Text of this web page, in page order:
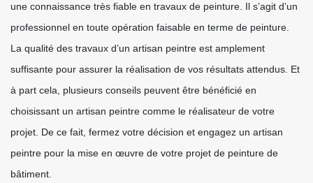
une connaissance très fiable en travaux de peinture. Il s’agit d’un
professionnel en toute opération faisable en terme de peinture.
La qualité des travaux d’un artisan peintre est amplement
suffisante pour assurer la réalisation de vos résultats attendus. Et
à part cela, plusieurs conseils peuvent être bénéficié en
choisissant un artisan peintre comme le réalisateur de votre
projet. De ce fait, fermez votre décision et engagez un artisan
peintre pour la mise en œuvre de votre projet de peinture de
bâtiment.